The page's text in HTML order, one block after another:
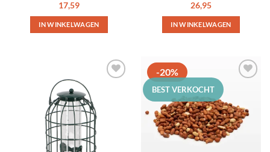
17,59
IN WINKELWAGEN
26,95
IN WINKELWAGEN
favorieten
-20%
BEST VERKOCHT
Toevoegen
favorieten